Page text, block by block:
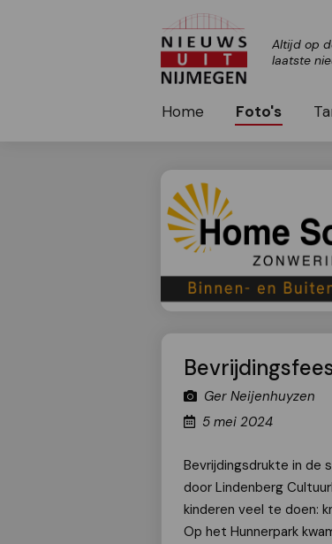
Altijd op
laatste
Home Foto's
Ger Neijenhuyzen
5 mei 2024
Bevrijdingsdrukte in de
door Lindenberg
kinderen veel te doen:
Op het Hunnerpark